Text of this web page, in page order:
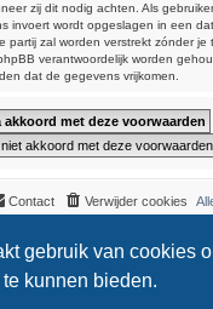
gebruik van cookies
kunnen bieden.
zij dit nodig achten. Als
invoert wordt opgeslagen in een
partij zal worden verstrekt zónder je
verantwoordelijk worden
dat de gegevens vrijkomen.
Verwijder cookies
Contact
*Original Author:Brad Veryard
*Updated to 3.3.x by MannixMD
* Style version: 3.4.0